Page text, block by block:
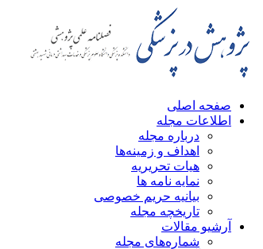
صفحه اصلی
اطلاعات مجله
درباره مجله
اهداف و زمینه‌ها
هیات تحریریه
نمایه نامه ها
بیانیه حریم خصوصی
تاریخچه مجله
آرشیو مقالات
شماره‌های مجله